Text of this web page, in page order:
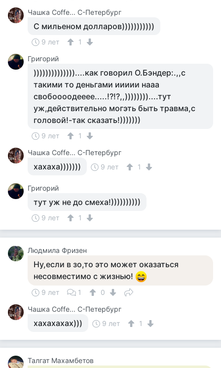
Чашка Cоffe... С-Петербург
С мильеном долларов)))))))))))
9 лет
1
Григорий
))))))))))))))....как говорил О.Бэндер:.,,с
такими то деньгами иииии нааа
свобоооодееее.....!?!?,,))))))))....тут
уж,действительно могэть быть травма,с
головой!-так сказать!)))))))
9 лет
1
Чашка Cоffe... С-Петербург
хахаха))))))) 9 лет 1
Григорий
тут уж не до смеха!))))))))))
9 лет 1
Людмила Фризен
Ну,если в зо,то это может оказаться
несовместимо с жизнью!
9 лет 1
0
Чашка Cоffe... С-Петербург
хахахахах))) 9 лет 1
Талгат Махамбетов